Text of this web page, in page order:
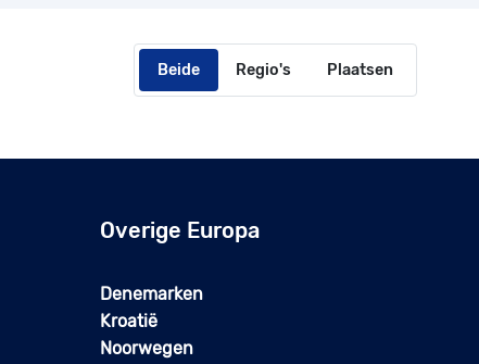
Beide Regio's Plaatsen
Overige Europa
Denemarken
Kroatië
Noorwegen